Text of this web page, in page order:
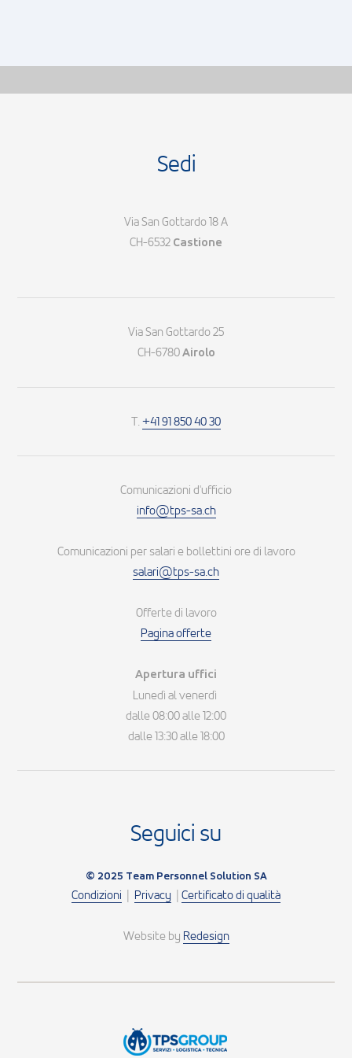
Sedi
Via San Gottardo 18 A
CH-6532 Castione
Via San Gottardo 25
CH-6780Airolo
T.+41 91 850 40 30
Comunicazioni d'ufficio
info@tps-sa.ch
Comunicazioni per salari e bollettini ore di lavoro
salari@tps-sa.ch
Offerte di lavoro
Pagina offerte
Apertura uffici
Lunedì al venerdì
dalle 08:00 alle 12:00
dalle 13:30 alle 18:00
Seguici su
© 2025 Team Personnel Solution SA
Condizioni | Privacy | Certificato di qualità
Website by Redesign